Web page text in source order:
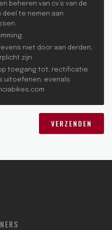
beheren van cv’s van de
te nemen aan
niet door aan derden,
zijn.
toegang tot, rectificatie
uitoefenen, evenals